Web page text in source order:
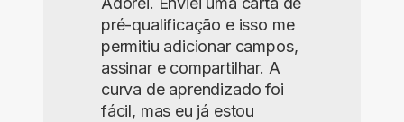
pré-qualificação e isso me
permitiu adicionar campos,
assinar e compartilhar. A
curva de aprendizado foi
fácil, mas eu já estou